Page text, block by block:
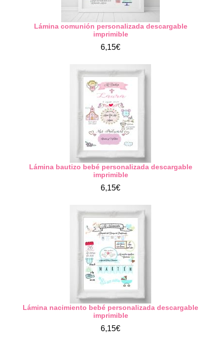
Lámina comunión personalizada descargable
imprimible
6,15€
Lámina bautizo bebé personalizada descargable
imprimible
6,15€
Lámina nacimiento bebé personalizada descargable
imprimible
6,15€